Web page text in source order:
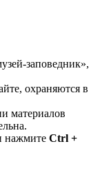
заповедник»,
охраняются в
материалов
нажмите Ctrl +